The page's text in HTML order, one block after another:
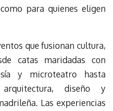
para quienes eligen
que fusionan cultura,
catas maridadas con
y microteatro hasta
diseño y
Las experiencias